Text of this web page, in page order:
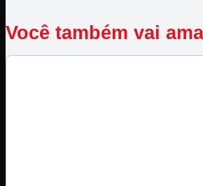
Você também vai